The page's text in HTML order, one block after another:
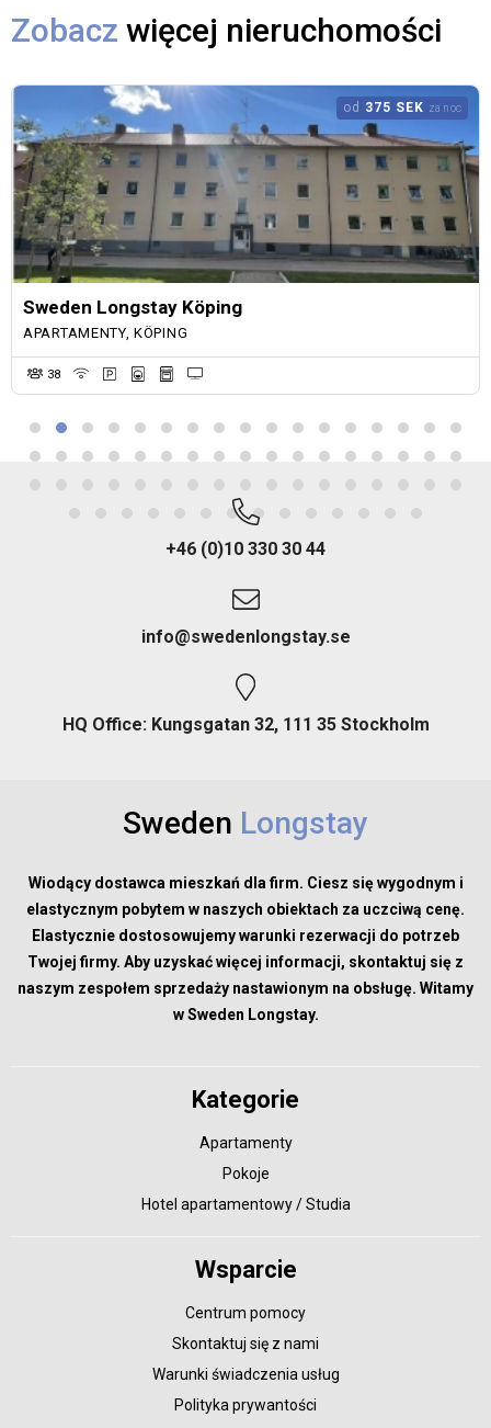
Zobacz więcej nieruchomości
od 375 SEK za noc
Sweden Longstay Köping
APARTAMENTY, KÖPING
38
+46 (0)10 330 30 44
info@swedenlongstay.se
HQ Office: Kungsgatan 32, 111 35 Stockholm
Sweden Longstay
Wiodący dostawca mieszkań dla firm. Ciesz się wygodnym i
elastycznym pobytem w naszych obiektach za uczciwą cenę.
Elastycznie dostosowujemy warunki rezerwacji do potrzeb
Twojej firmy. Aby uzyskać więcej informacji, skontaktuj się z
naszym zespołem sprzedaży nastawionym na obsługę. Witamy
w Sweden Longstay.
Kategorie
Apartamenty
Pokoje
Hotel apartamentowy / Studia
Wsparcie
Centrum pomocy
Skontaktuj się z nami
Warunki świadczenia usług
Polityka prywantości